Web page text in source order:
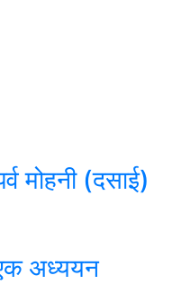
मोहनी (दसाई)
एक अध्ययन